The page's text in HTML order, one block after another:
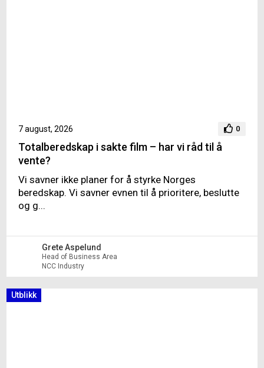
7 august, 2026 0
Totalberedskap i sakte film – har vi råd til å
vente?
Vi savner ikke planer for å styrke Norges
beredskap. Vi savner evnen til å prioritere, beslutte
og g...
Grete Aspelund
Head of Business Area
NCC Industry
Utblikk